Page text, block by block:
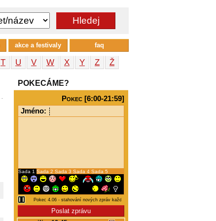
T U V W X Y Z
Ž
POKECÁME?
Pokec [6:00-21:59]
Jméno:
Sada 1 Sada 2 Sada 3 Sada 4 Sada 5
akce a festivaly faq